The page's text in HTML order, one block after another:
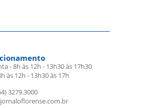
- 8h às 12h - 13h30 às 17h30
às 12h - 13h30 às 17h
3279.3000